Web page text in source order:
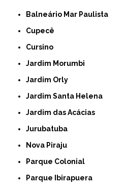
Balneário Mar Paulista
Cupecê
Cursino
Jardim Morumbi
Jardim Orly
Jardim Santa Helena
Jardim das Acácias
Jurubatuba
Nova Piraju
Parque Colonial
Parque Ibirapuera